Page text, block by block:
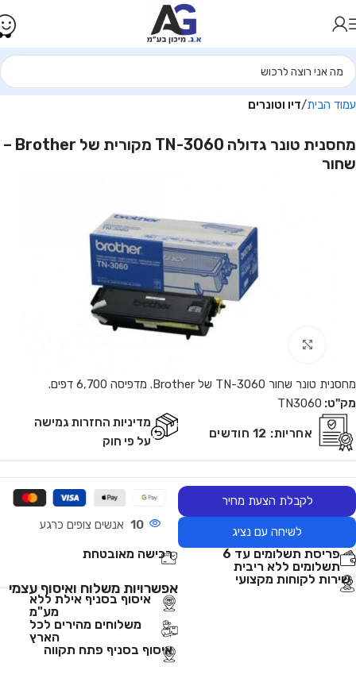
עמוד הבית דיו וטונרים
מחסנית טונר גדולה TN-3060 מקורית של Brother –
שחור
מחסנית טונר שחור TN-3060 של Brother. מדפיסה 6,700 דפים.
מק"ט: TN3060
אחריות: 12 חודשים
מדיניות החזרות גמישה
על פי חוק
לקבלת הצעת מחיר
לשיחה עם נציג 10 אנשים צופים כרגע
פריסת תשלומים עד 6
תשלומים ללא ריבית
רכישה מאובטחת
שירות לקוחות מקצועי
אפשרויות משלוח ואיסוף עצמי
איסוף בסניף אילת ללא
מע"מ
משלוחים מהירים לכל
הארץ
איסוף בסניף פתח תקווה